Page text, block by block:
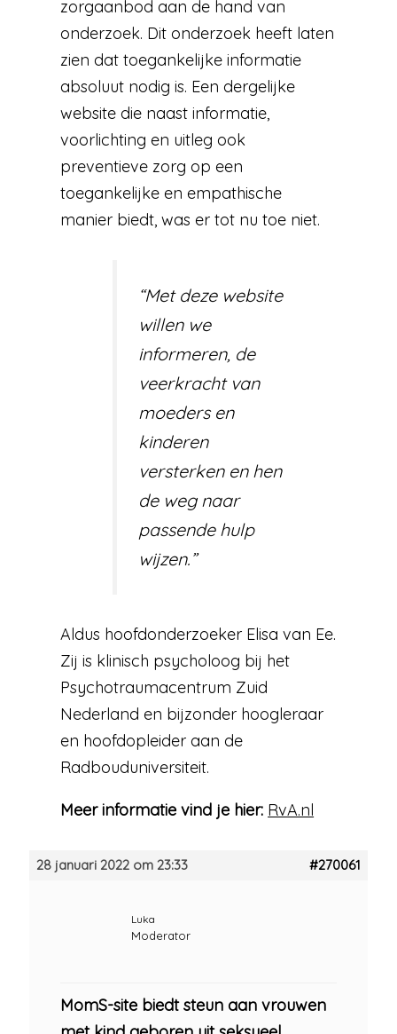
zorgaanbod aan de hand van
onderzoek. Dit onderzoek heeft laten
zien dat toegankelijke informatie
absoluut nodig is. Een dergelijke
website die naast informatie,
voorlichting en uitleg ook
preventieve zorg op een
toegankelijke en empathische
manier biedt, was er tot nu toe niet.
“Met deze website
willen we
informeren, de
veerkracht van
moeders en
kinderen
versterken en hen
de weg naar
passende hulp
wijzen.”
Aldus hoofdonderzoeker Elisa van Ee.
Zij is klinisch psycholoog bij het
Psychotraumacentrum Zuid
Nederland en bijzonder hoogleraar
en hoofdopleider aan de
Radbouduniversiteit.
Meer informatievind je hier: RvA.nl
28 januari 2022 om 23:33 #270061
Luka
Moderator
MomS-site biedt steun aan vrouwen